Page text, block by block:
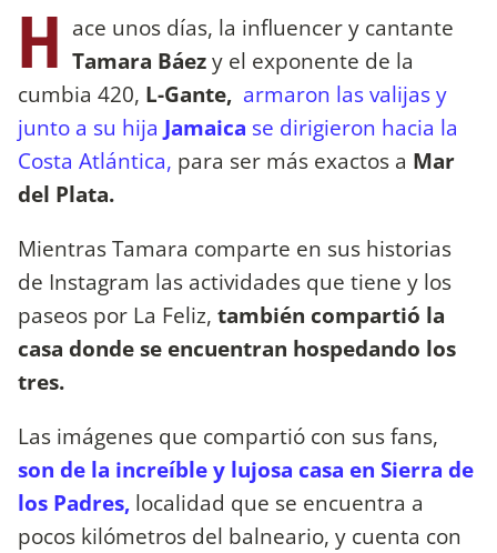
H ace unos días, la influencer y cantante
Tamara Báezy el exponente de la
cumbia 420, L-Gante, armaron las valijas y
junto a su hija Jamaica se dirigieron hacia la
Costa Atlántica, para ser más exactos a Mar
del Plata.
Mientras Tamara comparte en sus historias
de Instagram las actividades que tiene y los
paseos por La Feliz, también compartió la
casa donde se encuentran hospedando los
tres.
Las imágenes que compartió con sus fans,
son de la increíble y lujosa casa en Sierra de
los Padres, localidad que se encuentra a
pocos kilómetros del balneario, y cuenta con